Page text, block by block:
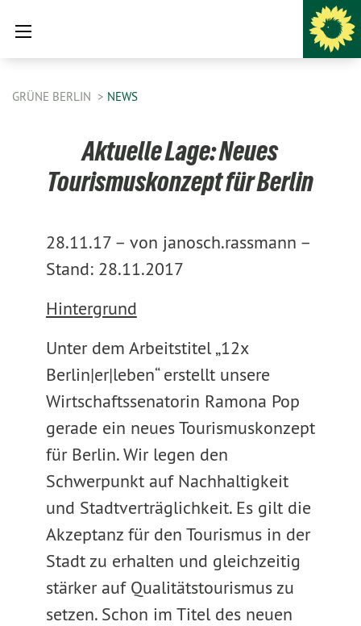
GRÜNE BERLIN NEWS
Aktuelle Lage: Neues
Tourismuskonzept für Berlin
28.11.17 – von janosch.rassmann –
Stand: 28.11.2017
Hintergrund
Unter dem Arbeitstitel „12x
Berlin|er|leben“ erstellt unsere
Wirtschaftssenatorin Ramona Pop
gerade ein neues Tourismuskonzept
für Berlin. Wir legen den
Schwerpunkt auf Nachhaltigkeit
und Stadtverträglichkeit. Es gilt die
Akzeptanz für den Tourismus in der
Stadt zu erhalten und gleichzeitig
stärker auf Qualitätstourismus zu
setzen. Schon im Titel des neuen